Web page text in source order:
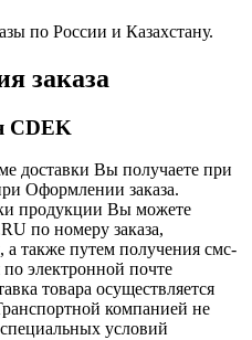
по России и Казахстану.
заказа
CDEK
доставки Вы получаете при
Оформлении заказа.
продукции Вы можете
по номеру заказа,
также путем получения смс-
электронной почте
товара осуществляется
компанией не
условий